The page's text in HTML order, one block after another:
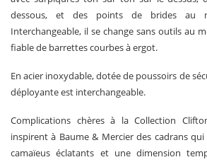
dessous, et des points de brides au
Interchangeable, il se change sans outils au
fiable de barrettes courbes à ergot.
En acier inoxydable, dotée de poussoirs de
déployante est interchangeable.
Complications chères à la Collection
inspirent à Baume & Mercier des cadrans
camaïeus éclatants et une dimension